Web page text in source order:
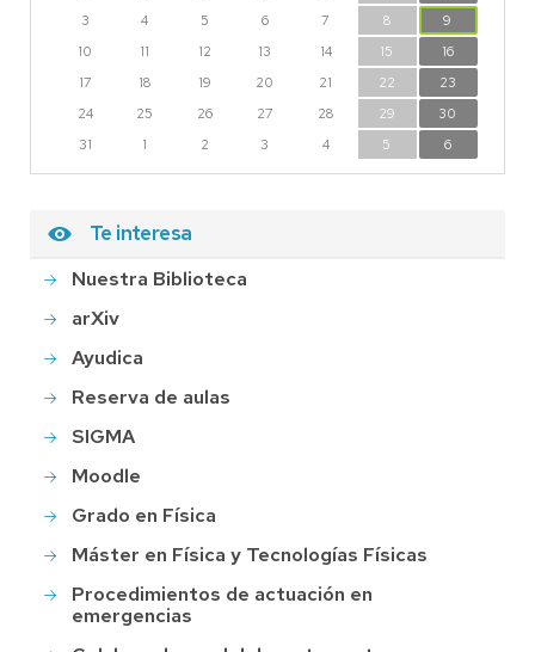
3
4 5 6 7 8
9
10
11 12 13 14 15
16
17
18 19 20 21 22
23
24
25 26 27 28 29
30
31
1 2 3 4 5 6
Te interesa
Nuestra Biblioteca
arXiv
Ayudica
Reserva de aulas
SIGMA
Moodle
Grado en Física
Máster en Física y Tecnologías Físicas
Procedimientos de actuación en
emergencias